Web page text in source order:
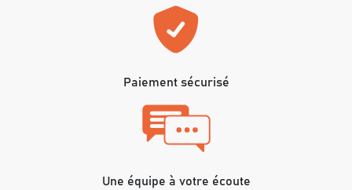
Paiement sécurisé
Une équipe à votre écoute